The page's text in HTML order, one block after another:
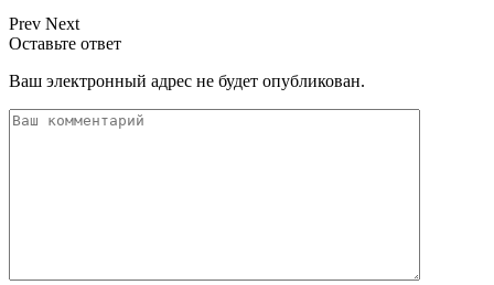
Prev Next
Оставьте ответ
Ваш электронный адрес не будет опубликован.